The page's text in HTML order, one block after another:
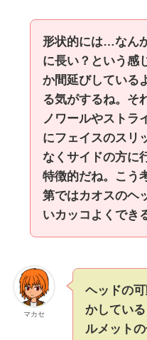
形状的には…なん
に長い？という感
か間延びしている
る気がするね。そ
ノワールやストラ
にフェイスのスリ
なくサイドの方に
特徴的だね。こう
第ではカオスのヘ
いカッコよくでき
マカセ
ヘッドの
かしてい
ルメット